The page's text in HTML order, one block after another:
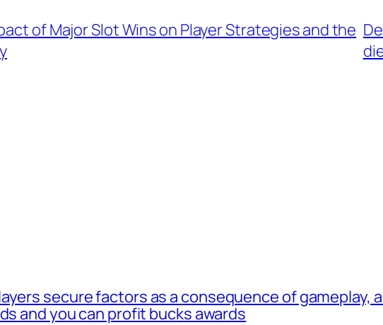
of Major Slot Wins on Player Strategies and the
secure factors as a consequence of gameplay,
and you can profit bucks awards